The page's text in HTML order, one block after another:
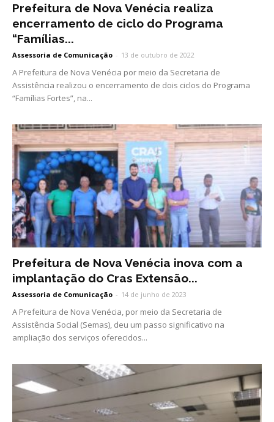
Prefeitura de Nova Venécia realiza
encerramento de ciclo do Programa
“Famílias...
Assessoria de Comunicação - 13 de outubro de 2022
A Prefeitura de Nova Venécia por meio da Secretaria de
Assistência realizou o encerramento de dois ciclos do Programa
“Famílias Fortes”, na...
Prefeitura de Nova Venécia inova com a
implantação do Cras Extensão...
Assessoria de Comunicação - 14 de junho de 2023
A Prefeitura de Nova Venécia, por meio da Secretaria de
Assistência Social (Semas), deu um passo significativo na
ampliação dos serviços oferecidos...